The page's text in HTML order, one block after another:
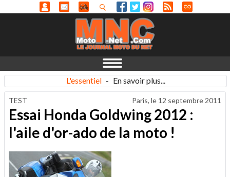
L'essentiel - En savoir plus...
TEST Paris, le 12 septembre 2011
Essai Honda Goldwing 2012 :
l'aile d'or-ado de la moto !